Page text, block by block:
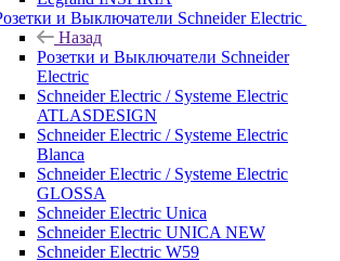
и Выключатели Schneider Electric
Назад
Розетки и Выключатели Schneider
Electric
Schneider Electric / Systeme Electric
ATLASDESIGN
Schneider Electric / Systeme Electric
Blanca
Schneider Electric / Systeme Electric
GLOSSA
Schneider Electric Unica
Schneider Electric UNICA NEW
Schneider Electric W59